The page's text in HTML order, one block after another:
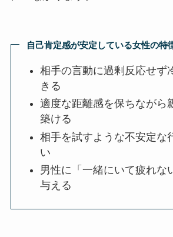
自己肯定感が安定している女性の特
相手の言動に過剰反応せず
きる
適度な距離感を保ちながら
築ける
相手を試すような不安定な
い
男性に「一緒にいて疲れな
与える